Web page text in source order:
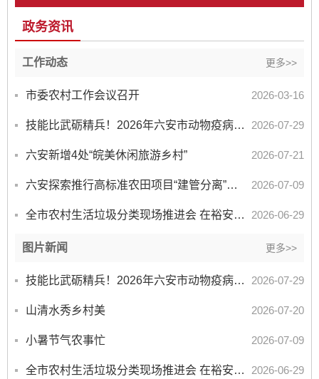
政务资讯
工作动态 更多>>
市委农村工作会议召开 2026-03-16
技能比武砺精兵！2026年六安市动物疫病防治员技能竞赛圆满落幕 2026-07-29
六安新增4处“皖美休闲旅游乡村” 2026-07-21
六安探索推行高标准农田项目“建管分离”模式 2026-07-09
全市农村生活垃圾分类现场推进会 在裕安区独山镇双峰村召开 2026-06-29
图片新闻 更多>>
技能比武砺精兵！2026年六安市动物疫病防治员技能竞赛圆满落幕 2026-07-29
山清水秀乡村美 2026-07-20
小暑节气农事忙 2026-07-09
全市农村生活垃圾分类现场推进会 在裕安区独山镇双峰村召开 2026-06-29